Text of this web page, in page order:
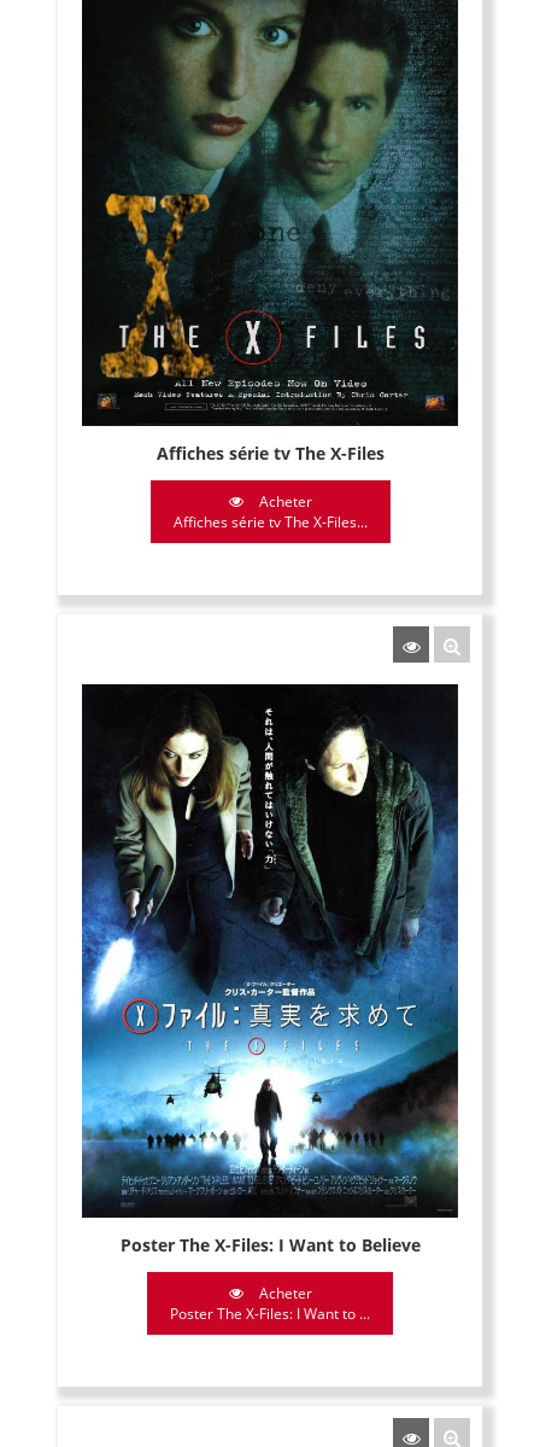
Affiches série tv The X-Files
Acheter
Affiches série tv The X-Files...
Poster The X-Files: I Want to Believe
Acheter
Poster The X-Files: I Want to ...